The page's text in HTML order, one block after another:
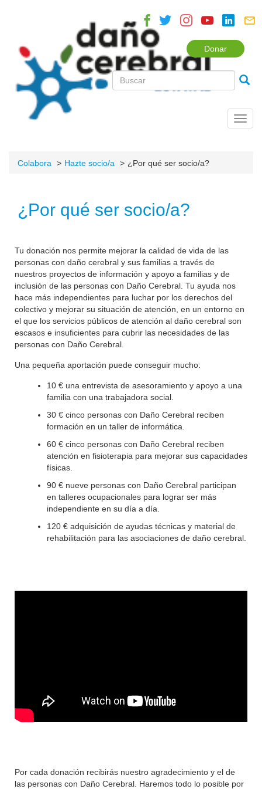
Donar
Colabora Hazte socio/a ¿Por qué ser socio/a?
¿Por qué ser socio/a?
Tu donación nos permite mejorar la calidad de vida de las
personas con daño cerebral y sus familias a través de
nuestros proyectos de información y apoyo a familias y de
inclusión de las personas con Daño Cerebral. Tu ayuda nos
hace más independientes para luchar por los derechos del
colectivo y mejorar su situación de atención, en un entorno en
el que los servicios públicos de atención al daño cerebral son
escasos e insuficientes para cubrir las necesidades de las
personas con Daño Cerebral.
Una pequeña aportación puede conseguir mucho:
10 € una entrevista de asesoramiento y apoyo a una
familia con una trabajadora social.
30 € cinco personas con Daño Cerebral reciben
formación en un taller de informática.
60 € cinco personas con Daño Cerebral reciben
atención en fisioterapia para mejorar sus capacidades
físicas.
90 € nueve personas con Daño Cerebral participan
en talleres ocupacionales para lograr ser más
independiente en su día a día.
120 € adquisición de ayudas técnicas y material de
rehabilitación para las asociaciones de daño cerebral.
Por cada donación recibirás nuestro agradecimiento y el de
las personas con Daño Cerebral. Haremos todo lo posible por